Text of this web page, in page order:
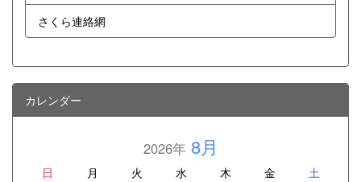
さくら連絡網
カレンダー
2026年8月
日 月 火 水 木 金 土